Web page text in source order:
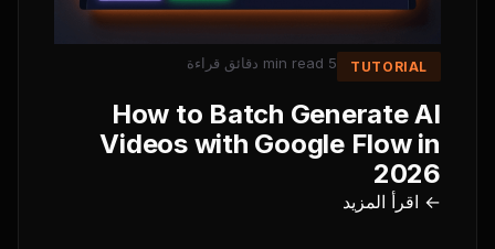
TUTORIAL
5 min read دقائق قراءة
How to Batch Generate AI
Videos with Google Flow in
2026
← اقرأ المزيد